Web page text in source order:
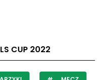
CUP 2022